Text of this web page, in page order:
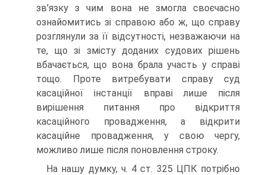
зв'язку з чим вона не змогла своєчасно
ознайомитись зі справою або ж, що справу
розглянули за її відсутності, незважаючи на
те, що зі змісту доданих судових рішень
вбачається, що вона брала участь у справі
тощо. Проте витребувати справу суд
касаційної інстанції вправі лише після
вирішення питання про відкриття
касаційного провадження, а відкрити
касаційне провадження, у свою чергу,
можливо лише після поновлення строку.
На нашу думку, ч. 4 ст. 325 ЦПК потрібно